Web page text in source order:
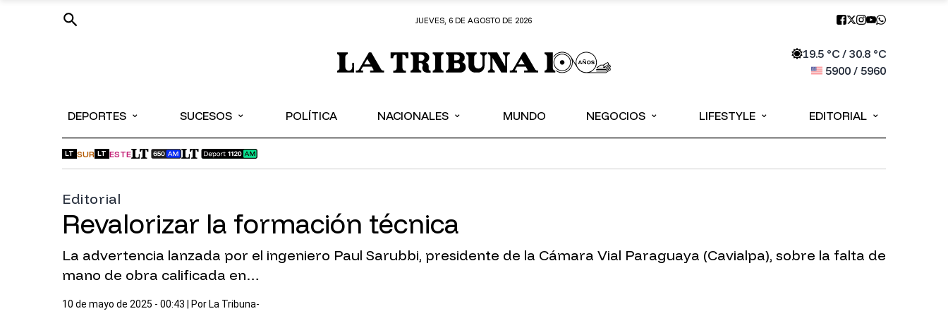
JUEVES, 6 DE AGOSTO DE 2026
19.5°C / 30.8°C
5900/ 5960
DEPORTES ⌄ SUCESOS ⌄ POLÍTICA NACIONALES ⌄ MUNDO NEGOCIOS ⌄ LIFESTYLE ⌄ EDITORIAL ⌄
LT SUR LT ESTE
Editorial
Revalorizar la formación técnica
La advertencia lanzada por el ingeniero Paul Sarubbi, presidente de la Cámara Vial Paraguaya (Cavialpa), sobre la falta de
mano de obra calificada en…
10 de mayo de 2025 - 00:43 | Por La Tribuna-